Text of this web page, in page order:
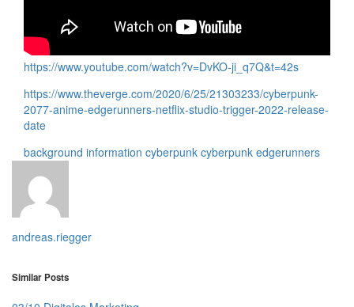
https://www.youtube.com/watch?v=DvKO-ji_q7Q&t=42s
https://www.theverge.com/2020/6/25/21303233/cyberpunk-
2077-anime-edgerunners-netflix-studio-trigger-2022-release-
date
background information cyberpunk cyberpunk edgerunners
andreas.riegger
Similar Posts